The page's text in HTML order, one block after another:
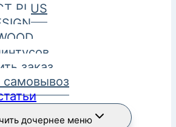
PLUS
заказ
самовывоз
дочернее меню